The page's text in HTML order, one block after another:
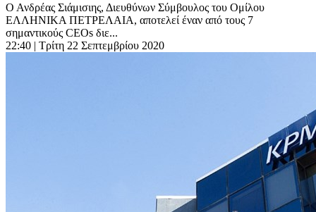
Ο Ανδρέας Σιάμισιης, Διευθύνων Σύμβουλος του Ομίλου
ΕΛΛΗΝΙΚΑ ΠΕΤΡΕΛΑΙΑ, αποτελεί έναν από τους 7
σημαντικούς CEOs διε...
22:40 | Τρίτη 22 Σεπτεμβρίου 2020